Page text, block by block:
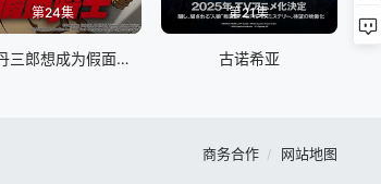
第24集
东岛丹三郎想成为假面骑士
第21集
古诺希亚
商务合作 网站地图